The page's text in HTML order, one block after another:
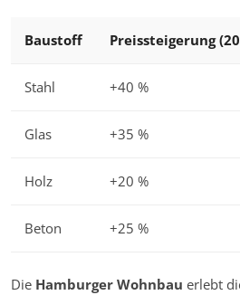
Baustoff Preissteigerung
Stahl +40 %
Glas +35 %
Holz +20 %
Beton +25 %
Die Hamburger Wohnbau erlebt